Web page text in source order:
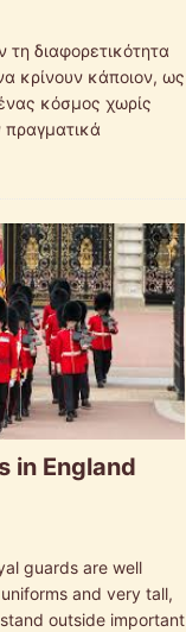
τη διαφορετικότητα
κρίνουν κάποιον, ως
κόσμος χωρίς
πραγματικά
in England
guards are well
and very tall,
outside important